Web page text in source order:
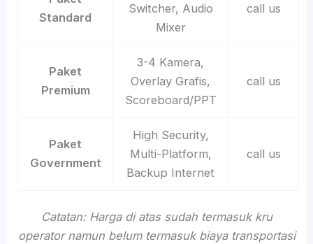
Standard
Switcher, Audio
Mixer
call us
Paket
Premium
3-4 Kamera,
Overlay Grafis,
Scoreboard/PPT
call us
Paket
Government
High Security,
Multi-Platform,
Backup Internet
call us
Catatan: Harga di atas sudah termasuk kru
operator namun belum termasuk biaya transportasi